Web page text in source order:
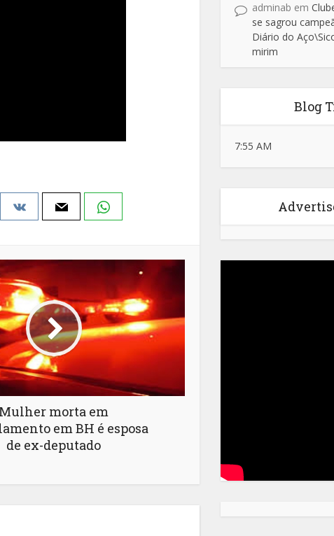
Mulher morta em
em BH é esposa
de ex-deputado
adminab em
se sagrou
Diário do
mirim
Blog
7:55 AM